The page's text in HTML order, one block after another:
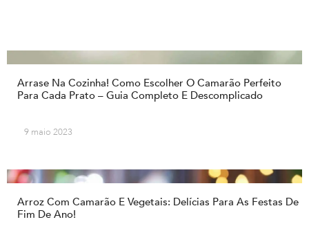
Arrase Na Cozinha! Como Escolher O Camarão Perfeito
Para Cada Prato – Guia Completo E Descomplicado
9 maio 2023
Arroz Com Camarão E Vegetais: Delícias Para As Festas De
Fim De Ano!